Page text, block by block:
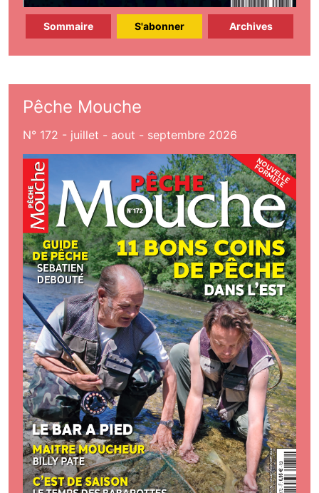
Sommaire S'abonner Archives
Pêche Mouche
N° 172 - juillet - aout - septembre 2026